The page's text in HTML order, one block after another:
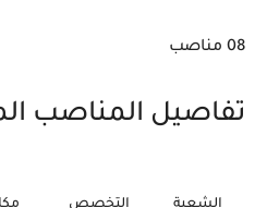
08 مناصب
تفاصيل المناصب
الشعبة التخصص